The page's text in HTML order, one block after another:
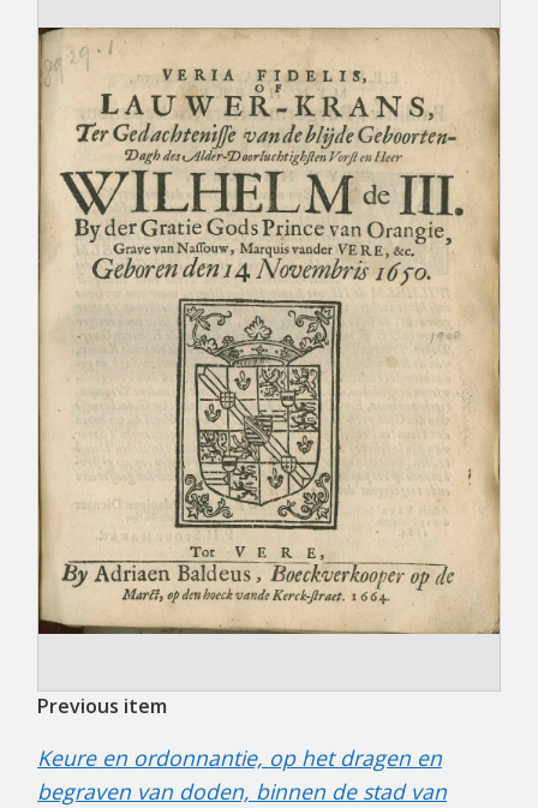
Previous item
Keure en ordonnantie, op het dragen en
begraven van doden, binnen de stad van